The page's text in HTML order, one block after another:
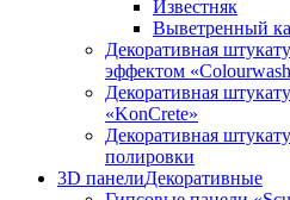
Известняк
Выветренный
Декоративная
эффектом
Декоративная
«KonCrete»
Декоративная
полировки
3D панелиДекоративные